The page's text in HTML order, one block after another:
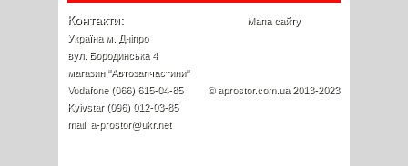
Контакти:
Україна м. Дніпро
вул. Бородинська 4
магазин "Автозапчастини"
Vodafone (066) 615-04-85
Kyivstar (096) 012-03-85
mail: a-prostor@ukr.net
Мапа сайту
© aprostor.com.ua 2013-2023